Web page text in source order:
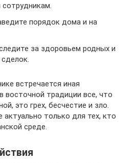
порядок дома и на
за здоровьем родных и
встречается иная
восточной традиции все, что
это грех, бесчестие и зло.
актуально только для тех, кто
среде.